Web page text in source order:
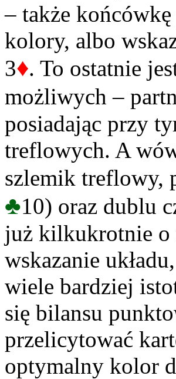
– także
kolory, albo
3♦. To ostatnie
możliwych –
posiadając przy
treflowych. A
szlemik treflowy,
♣10) oraz dublu
już kilkukrotnie o
wskazanie
wiele bardziej
się bilansu
przelicytować
optymalny kolor